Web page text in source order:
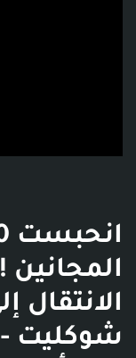
الانتقال